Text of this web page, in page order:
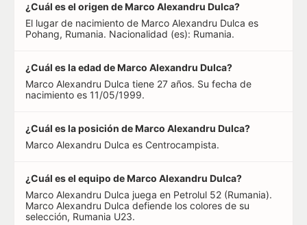
¿Cuál es el origen de Marco Alexandru Dulca?
El lugar de nacimiento de Marco Alexandru Dulca es
Pohang, Rumania. Nacionalidad (es): Rumania.
¿Cuál es la edad de Marco Alexandru Dulca?
Marco Alexandru Dulca tiene 27 años. Su fecha de
nacimiento es 11/05/1999.
¿Cuál es la posición de Marco Alexandru Dulca?
Marco Alexandru Dulca es Centrocampista.
¿Cuál es el equipo de Marco Alexandru Dulca?
Marco Alexandru Dulca juega en Petrolul 52 (Rumania).
Marco Alexandru Dulca defiende los colores de su
selección, Rumania U23.